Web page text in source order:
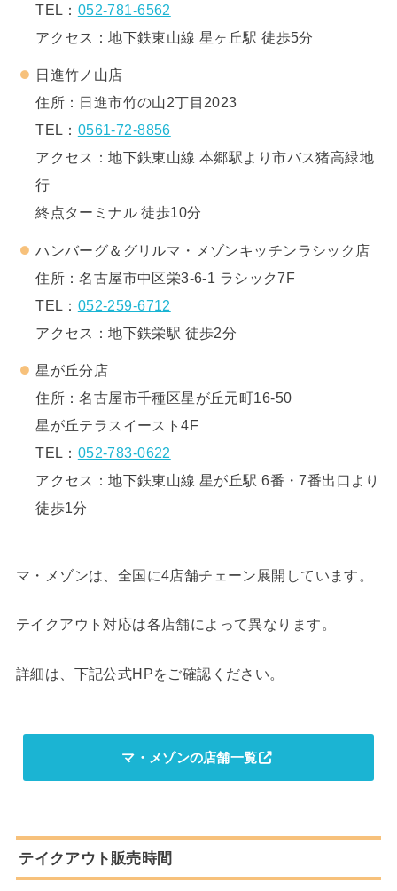
TEL： 052-781-6562
アクセス：地下鉄東山線 星ヶ丘駅 徒歩5分
日進竹ノ山店
住所：日進市竹の山2丁目2023
TEL： 0561-72-8856
アクセス：地下鉄東山線 本郷駅より市バス猪高緑地
行
終点ターミナル 徒歩10分
ハンバーグ＆グリルマ・メゾンキッチンラシック店
住所：名古屋市中区栄3-6-1 ラシック7F
TEL： 052-259-6712
アクセス：地下鉄栄駅 徒歩2分
星が丘分店
住所：名古屋市千種区星が丘元町16-50
星が丘テラスイースト4F
TEL： 052-783-0622
アクセス：地下鉄東山線 星が丘駅 6番・7番出口より
徒歩1分
マ・メゾンは、全国に4店舗チェーン展開しています。
テイクアウト対応は各店舗によって異なります。
詳細は、下記公式HPをご確認ください。
マ・メゾンの店舗一覧
テイクアウト販売時間